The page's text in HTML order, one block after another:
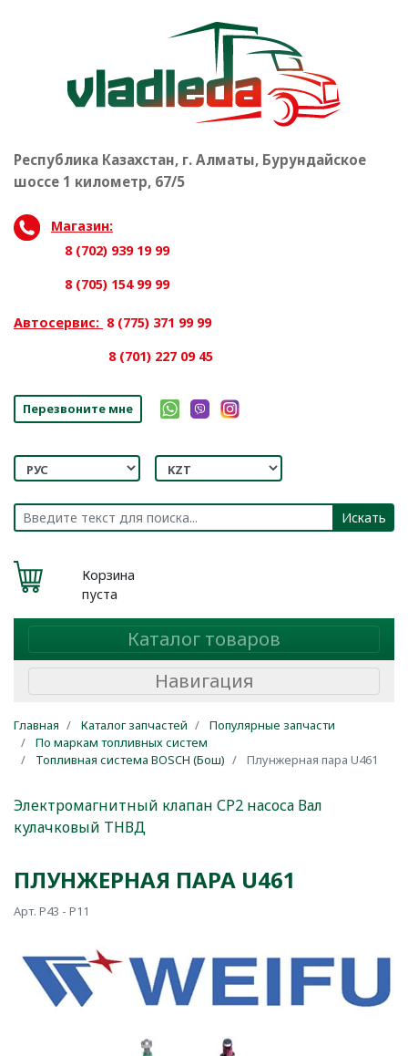
Республика Казахстан, г. Алматы, Бурундайское
шоссе 1 километр, 67/5
Магазин:
8 (702) 939 19 99
8 (705) 154 99 99
Автосервис: 8 (775) 371 99 99
8 (701) 227 09 45
Перезвоните мне
Искать
Корзина
пуста
Каталог товаров
Навигация
Главная Каталог запчастей
Популярные запчасти
По маркам топливных систем
Топливная система BOSCH (Бош)
Плунжерная пара U461
Электромагнитный клапан СР2 насоса Вал
кулачковый ТНВД
ПЛУНЖЕРНАЯ ПАРА U461
Арт. P43 - Р11